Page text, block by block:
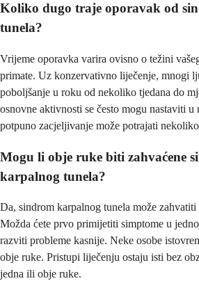
Koliko dugo traje oporavak od
tunela?
Vrijeme oporavka varira ovisno o težini
primate. Uz konzervativno liječenje, mnogi
poboljšanje u roku od nekoliko tjedana do
osnovne aktivnosti se često mogu nastaviti
potpuno zacjeljivanje može potrajati
Mogu li obje ruke biti zahvaćene
karpalnog tunela?
Da, sindrom karpalnog tunela može
Možda ćete prvo primijetiti simptome u
razviti probleme kasnije. Neke osobe
obje ruke. Pristupi liječenju ostaju isti bez
jedna ili obje ruke.